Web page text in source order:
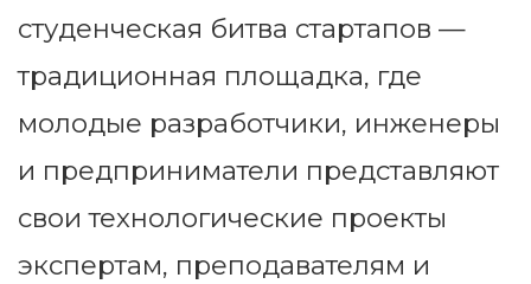
студенческая битва стартапов —
традиционная площадка, где
молодые разработчики, инженеры
и предприниматели представляют
свои технологические проекты
экспертам, преподавателям и